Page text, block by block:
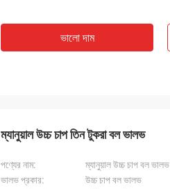
ভালো দাম
ম্যানুয়াল উচ্চ চাপ তিন টুকরা বল ভালভ
পণ্যের নাম:
ম্যানুয়াল উচ্চ চাপ বল ভালভ
ভালভ প্রকার:
উচ্চ চাপ বল ভালভ